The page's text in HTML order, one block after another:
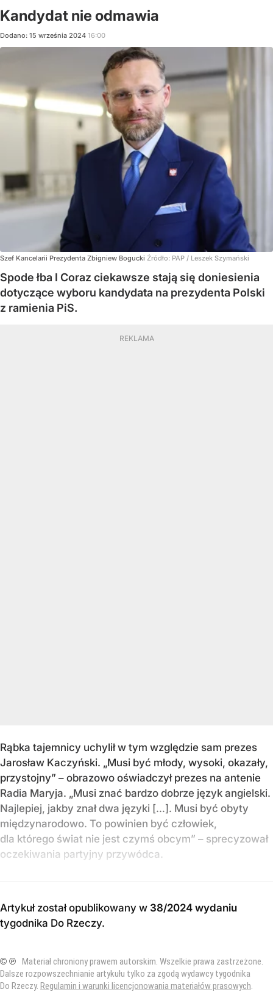
Kandydat nie odmawia
Dodano: 15 września 2024 16:00
Szef Kancelarii Prezydenta Zbigniew Bogucki Źródło: PAP / Leszek Szymański
Spode łba I Coraz ciekawsze stają się doniesienia
dotyczące wyboru kandydata na prezydenta Polski
z ramienia PiS.
Rąbka tajemnicy uchylił w tym względzie sam prezes
Jarosław Kaczyński. „Musi być młody, wysoki, okazały,
przystojny” – obrazowo oświadczył prezes na antenie
Radia Maryja. „Musi znać bardzo dobrze język angielski.
Najlepiej, jakby znał dwa języki […]. Musi być obyty
międzynarodowo. To powinien być człowiek,
dla którego świat nie jest czymś obcym” – sprecyzował
oczekiwania partyjny przywódca.
Artykuł został opublikowany w 38/2024 wydaniu
tygodnika Do Rzeczy.
© ℗ Materiał chroniony prawem autorskim. Wszelkie prawa zastrzeżone.
Dalsze rozpowszechnianie artykułu tylko za zgodą wydawcy tygodnika
Do Rzeczy. Regulamin i warunki licencjonowania materiałów prasowych.